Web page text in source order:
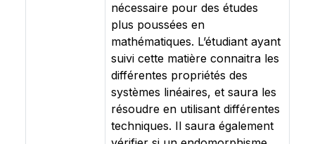
nécessaire pour des études
plus poussées en
mathématiques. L’étudiant ayant
suivi cette matière connaitra les
différentes propriétés des
systèmes linéaires, et saura les
résoudre en utilisant différentes
techniques. Il saura également